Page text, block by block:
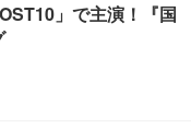
」で主演！『国